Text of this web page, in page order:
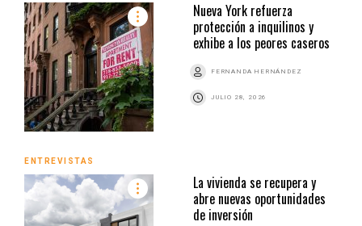
Nueva York refuerza
protección a inquilinos y
exhibe a los peores caseros
FERNANDA HERNÁNDEZ
JULIO 28, 2026
ENTREVISTAS
La vivienda se recupera y
abre nuevas oportunidades
de inversión